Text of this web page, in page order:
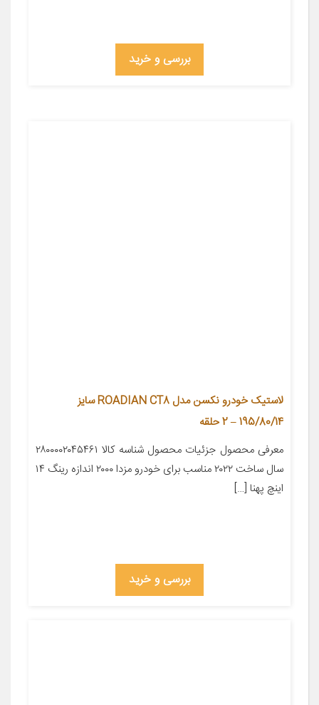
بررسی و خرید
لاستیک خودرو نکسن مدل ROADIAN CT8 سایز
195/80/14 – 2 حلقه
معرفی محصول جزئیات محصول شناسه کالا ۲۸۰۰۰۰۲۰۴۵۴۶۱
سال ساخت ۲۰۲۲ مناسب برای خودرو مزدا ۲۰۰۰ اندازه رینگ ۱۴
اینچ پهنا […]
بررسی و خرید